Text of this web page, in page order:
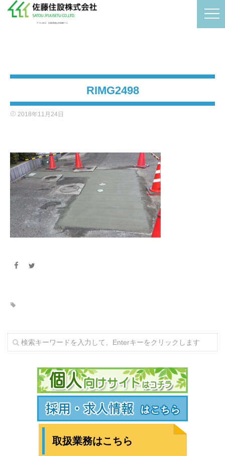
〒721-0954 広島県福山市卸町7-11
RIMG2498
2018年11月24日
取扱業務はこちら